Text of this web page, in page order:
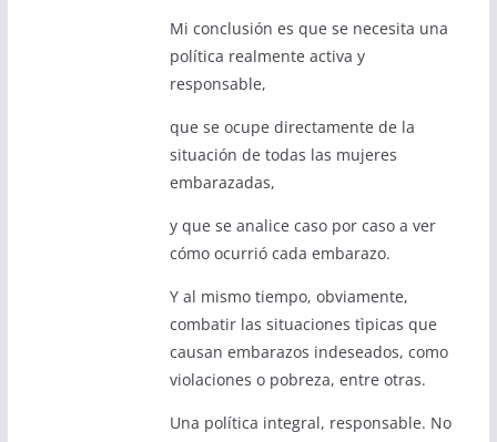
Mi conclusión es que se necesita una
política realmente activa y
responsable,
que se ocupe directamente de la
situación de todas las mujeres
embarazadas,
y que se analice caso por caso a ver
cómo ocurrió cada embarazo.
Y al mismo tiempo, obviamente,
combatir las situaciones tìpicas que
causan embarazos indeseados, como
violaciones o pobreza, entre otras.
Una política integral, responsable. No